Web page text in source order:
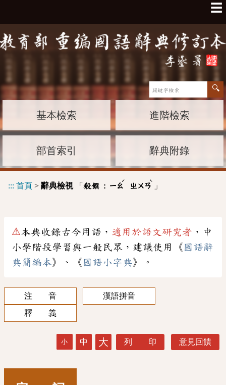
☰
基本檢索 進階檢索
部首索引 辭典附錄
::: 首頁 > 辭典檢視「 殽饌 : ㄧㄠ
ˊ
ㄓㄨㄢ
ˋ
」
⚠本典收錄古今用語， 適用於語文研究者 ，中
小學階段學習與一般民眾，建議使用《 國語辭
典簡編本》、《 國語小字典》。
注 音
漢語拼音
釋 義
小 中 大 列 印 意見回饋